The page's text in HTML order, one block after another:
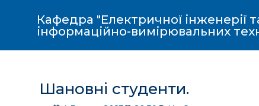
Кафедра "Електричної інженерії
інформаційно-вимірювальних
Шановні студенти.